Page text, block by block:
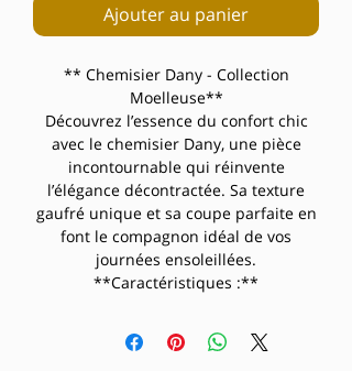
Ajouter au panier
** Chemisier Dany - Collection
Moelleuse**
Découvrez l’essence du confort chic
avec le chemisier Dany, une pièce
incontournable qui réinvente
l’élégance décontractée. Sa texture
gaufré unique et sa coupe parfaite en
font le compagnon idéal de vos
journées ensoleillées.
**Caractéristiques :**
tendance
- Col chemise classique intemporel